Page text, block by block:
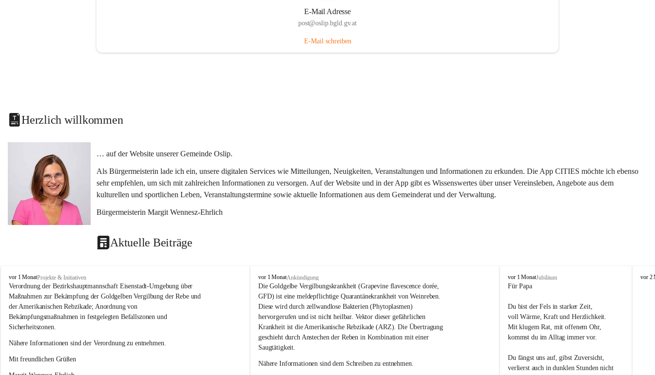
E-Mail Adresse
post@oslip.bgld.gv.at
E-Mail schreiben
Herzlich willkommen
… auf der Website unserer Gemeinde Oslip.
Als Bürgermeisterin lade ich ein, unsere digitalen Services wie Mitteilungen, Neuigkeiten, Veranstaltungen und Informationen zu erkunden. Die App CITIES möchte ich ebenso
sehr empfehlen, um sich mit zahlreichen Informationen zu versorgen. Auf der Website und in der App gibt es Wissenswertes über unser Vereinsleben, Angebote aus dem
kulturellen und sportlichen Leben, Veranstaltungstermine sowie aktuelle Informationen aus dem Gemeinderat und der Verwaltung.
Bürgermeisterin Margit Wennesz-Ehrlich
Aktuelle Beiträge
O
s
l
i
p
vor 1 MonatProjekte & Initiativen
Verordnung der Bezirkshauptmannschaft Eisenstadt-Umgebung über
Maßnahmen zur Bekämpfung der Goldgelben Vergilbung der Rebe und
der Amerikanischen Rebzikade; Anordnung von
Bekämpfungsmaßnahmen in festgelegten Befallszonen und
Sicherheitszonen.
Nähere Informationen sind der Verordnung zu entnehmen.
Mit freundlichen Grüßen
O
s
l
i
p
vor 1 MonatAnkündigung
Die Goldgelbe Vergilbungskrankheit (Grapevine flavescence dorée,
GFD) ist eine meldepflichtige Quarantänekrankheit von Weinreben.
Diese wird durch zellwandlose Bakterien (Phytoplasmen)
hervorgerufen und ist nicht heilbar. Vektor dieser gefährlichen
Krankheit ist die Amerikanische Rebzikade (ARZ). Die Übertragung
geschieht durch Anstechen der Reben in Kombination mit einer
Saugtätigkeit.
Nähere Informationen sind dem Schreiben zu entnehmen.
O
s
i
vor 1 MonatJubiläum
Für Papa
Du bist der Fels in starker Zeit,
voll Wärme, Kraft und Herzlichkeit.
Mit klugem Rat, mit offenem Ohr,
kommst du im Alltag immer vor.
Du fängst uns auf, gibst Zuversicht,
verlierst auch in dunklen Stunden nicht
O
vor 2